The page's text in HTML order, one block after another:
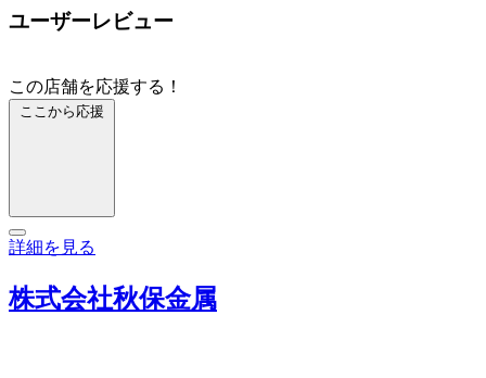
ユーザーレビュー
この店舗を応援する！
ここから応援
詳細を見る
株式会社秋保金属